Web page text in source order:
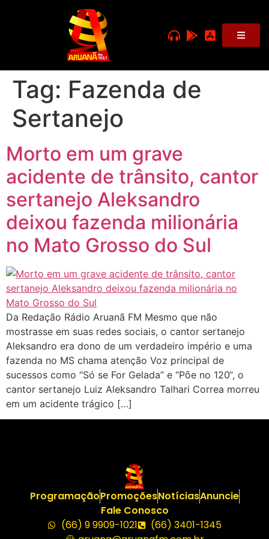
Tag: Fazenda de
Sertanejo
Morto em um grave
acidente de trânsito, cantor
sertanejo Aleksandro
deixou fazenda milionária
no Mato Grosso do Sul
Da Redação Rádio Aruanã FM Mesmo que não
mostrasse em suas redes sociais, o cantor sertanejo
Aleksandro era dono de um verdadeiro império e uma
fazenda no MS chama atenção Voz principal de
sucessos como “Só se For Gelada” e “Põe no 120“, o
cantor sertanejo Luiz Aleksandro Talhari Correa morreu
em um acidente trágico […]
ProgramaçãoPromoçõesNotíciasAnuncie
Fale Conosco
(66) 9 9909-1021
(66) 3401-1345